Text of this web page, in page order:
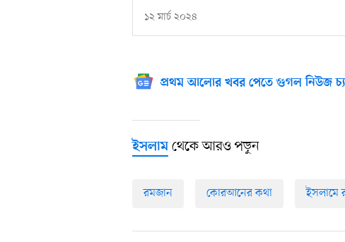
১২ মার্চ ২০২৪
প্রথম আলোর খবর পেতে গুগল নিউজ
ইসলাম থেকে আরও পড়ুন
রমজান কোরআনের কথা